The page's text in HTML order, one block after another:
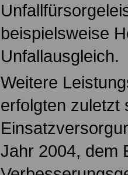
beispielsweise
Unfallausgleich.
Weitere
erfolgten zuletzt
Jahr 2004, dem